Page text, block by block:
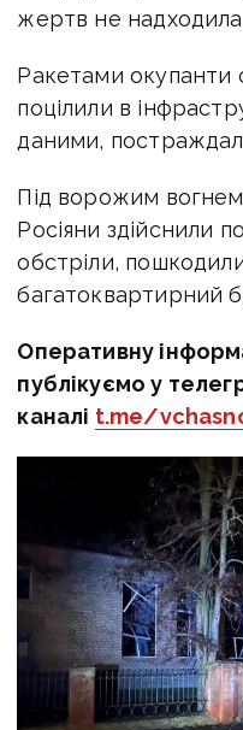
жертв не
Ракетами окупанти
поцілили в
даними,
Під ворожим
Росіяни здійснили
обстріли,
багатоквартирний
Оперативну
публікуємо у
каналі t.me/